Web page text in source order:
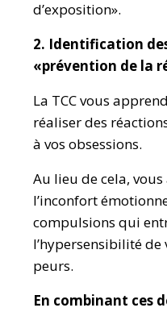
d’exposition».
2. Identification
«prévention de la
La TCC vous
réaliser des
à vos obsessions.
Au lieu de cela,
l’inconfort
compulsions qui
l’hypersensibilité de
peurs.
En combinant ces